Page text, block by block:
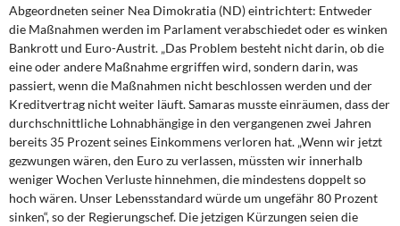
Abgeordneten seiner Nea Dimokratia (ND) eintrichtert: Entweder
die Maßnahmen werden im Parlament verabschiedet oder es winken
Bankrott und Euro-Austrit. „Das Problem besteht nicht darin, ob die
eine oder andere Maßnahme ergriffen wird, sondern darin, was
passiert, wenn die Maßnahmen nicht beschlossen werden und der
Kreditvertrag nicht weiter läuft. Samaras musste einräumen, dass der
durchschnittliche Lohnabhängige in den vergangenen zwei Jahren
bereits 35 Prozent seines Einkommens verloren hat. „Wenn wir jetzt
gezwungen wären, den Euro zu verlassen, müssten wir innerhalb
weniger Wochen Verluste hinnehmen, die mindestens doppelt so
hoch wären. Unser Lebensstandard würde um ungefähr 80 Prozent
sinken“, so der Regierungschef. Die jetzigen Kürzungen seien die